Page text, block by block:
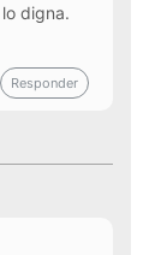
digna.
Responder